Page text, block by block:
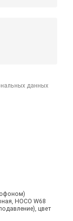
данных
HOCO W68
цвет